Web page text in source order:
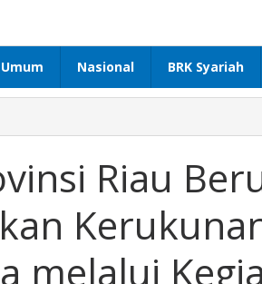
Umum Nasional BRK Syariah
Riau
melalui